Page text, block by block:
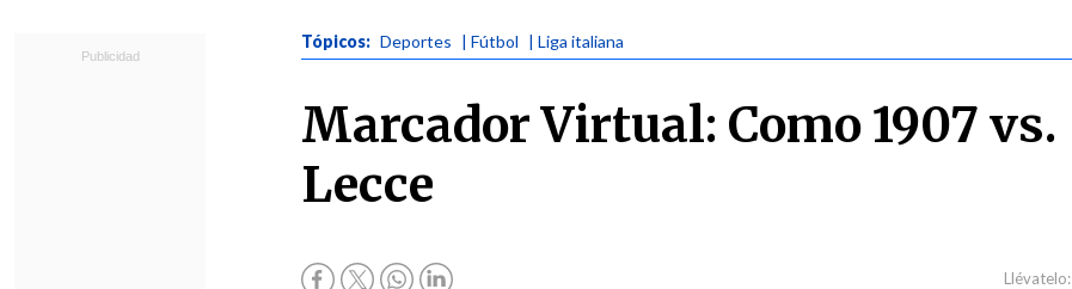
Tópicos: Deportes | Fútbol | Liga italiana
Marcador Virtual: Como 1907 vs.
Lecce
Llévatelo: